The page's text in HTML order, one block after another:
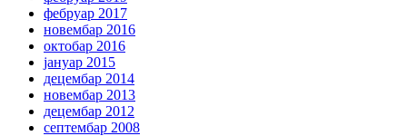
фебруар 2017
новембар 2016
октобар 2016
јануар 2015
децембар 2014
новембар 2013
децембар 2012
септембар 2008